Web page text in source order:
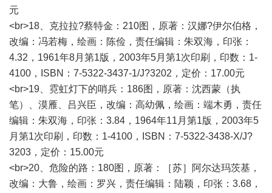
元
<br>18、克拉拉?蔡特金：210图，原著：汉娜?伊尔伯格，
改编：冯若梅，绘画：陈俭，责任编辑：朱双海，印张：
4.32，1961年8月第1版，2003年5月第1次印刷，印数：1-
4100，ISBN：7-5322-3437-1/J?3202，定价：17.00元
<br>19、霓虹灯下的哨兵：186图，原著：沈西蒙（执
笔）、漠雁、吕兴臣，改编：高幼佩，绘画：端木勇，责任
编辑：朱双海，印张：3.84，1964年11月第1版，2003年5
月第1次印刷，印数：1-4100，ISBN：7-5322-3438-X/J?
3203，定价：15.00元
<br>20、危险的路：180图，原著：［苏］阿尔达玛茨基，
改编：大鲁，绘画：罗兴，责任编辑：陆颖，印张：3.68，